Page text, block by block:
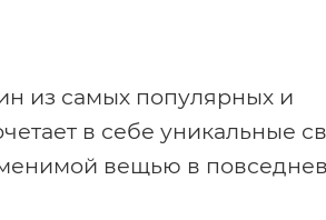
из самых популярных и
в себе уникальные
вещью в